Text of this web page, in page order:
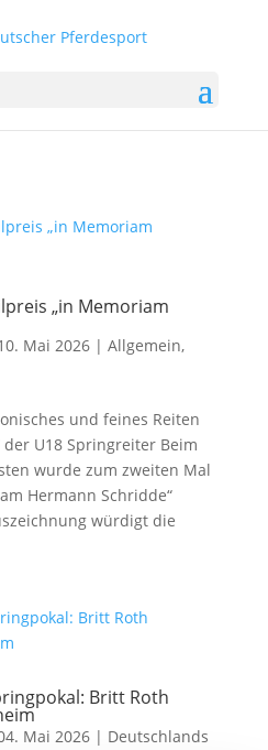
„in Memoriam
Mai 2026| Allgemein,
und feines Reiten
der U18 Springreiter Beim
wurde zum zweiten Mal
Hermann Schridde“
würdigt die
Britt Roth
Mai 2026| Deutschlands